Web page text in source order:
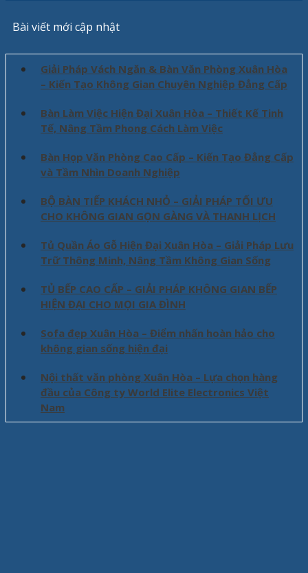
Bài viết mới cập nhật
Giải Pháp Vách Ngăn & Bàn Văn Phòng Xuân Hòa
– Kiến Tạo Không Gian Chuyên Nghiệp Đẳng Cấp
Bàn Làm Việc Hiện Đại Xuân Hòa – Thiết Kế Tinh
Tế, Nâng Tầm Phong Cách Làm Việc
Bàn Họp Văn Phòng Cao Cấp – Kiến Tạo Đẳng Cấp
và Tầm Nhìn Doanh Nghiệp
BỘ BÀN TIẾP KHÁCH NHỎ – GIẢI PHÁP TỐI ƯU
CHO KHÔNG GIAN GỌN GÀNG VÀ THANH LỊCH
Tủ Quần Áo Gỗ Hiện Đại Xuân Hòa – Giải Pháp Lưu
Trữ Thông Minh, Nâng Tầm Không Gian Sống
TỦ BẾP CAO CẤP – GIẢI PHÁP KHÔNG GIAN BẾP
HIỆN ĐẠI CHO MỌI GIA ĐÌNH
Sofa đẹp Xuân Hòa – Điểm nhấn hoàn hảo cho
không gian sống hiện đại
Nội thất văn phòng Xuân Hòa – Lựa chọn hàng
đầu của Công ty World Elite Electronics Việt
Nam